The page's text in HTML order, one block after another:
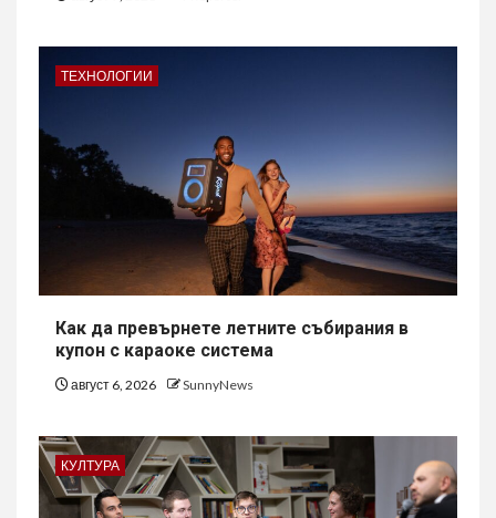
ТЕХНОЛОГИИ
Как да превърнете летните събирания в
купон с караоке система
август 6, 2026 SunnyNews
КУЛТУРА